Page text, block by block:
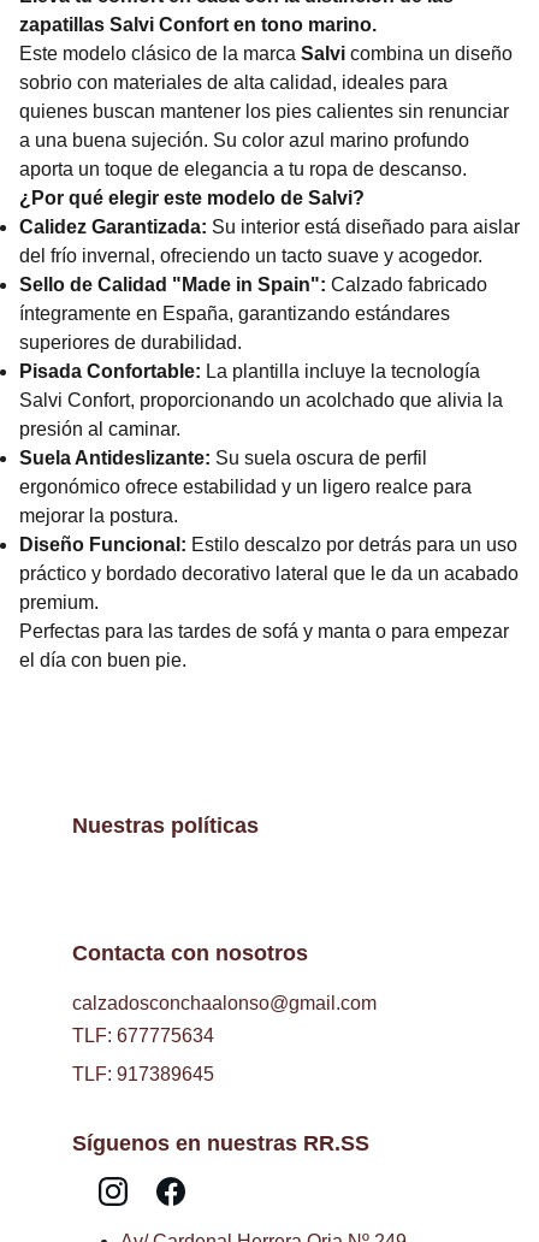
zapatillas Salvi Confort en tono marino.
Este modelo clásico de la marca Salvi combina un diseño
sobrio con materiales de alta calidad, ideales para
quienes buscan mantener los pies calientes sin renunciar
a una buena sujeción. Su color azul marino profundo
aporta un toque de elegancia a tu ropa de descanso.
¿Por qué elegir este modelo de Salvi?
Calidez Garantizada: Su interior está diseñado para aislar
del frío invernal, ofreciendo un tacto suave y acogedor.
Sello de Calidad "Made in Spain": Calzado fabricado
íntegramente en España, garantizando estándares
superiores de durabilidad.
Pisada Confortable: La plantilla incluye la tecnología
Salvi Confort, proporcionando un acolchado que alivia la
presión al caminar.
Suela Antideslizante: Su suela oscura de perfil
ergonómico ofrece estabilidad y un ligero realce para
mejorar la postura.
Diseño Funcional: Estilo descalzo por detrás para un uso
práctico y bordado decorativo lateral que le da un acabado
premium.
Perfectas para las tardes de sofá y manta o para empezar
el día con buen pie.
Contacta con nosotros
calzadosconchaalonso@gmail.com
Síguenos en nuestras RR.SS
Nuestras políticas
TLF: 677775634
TLF: 917389645